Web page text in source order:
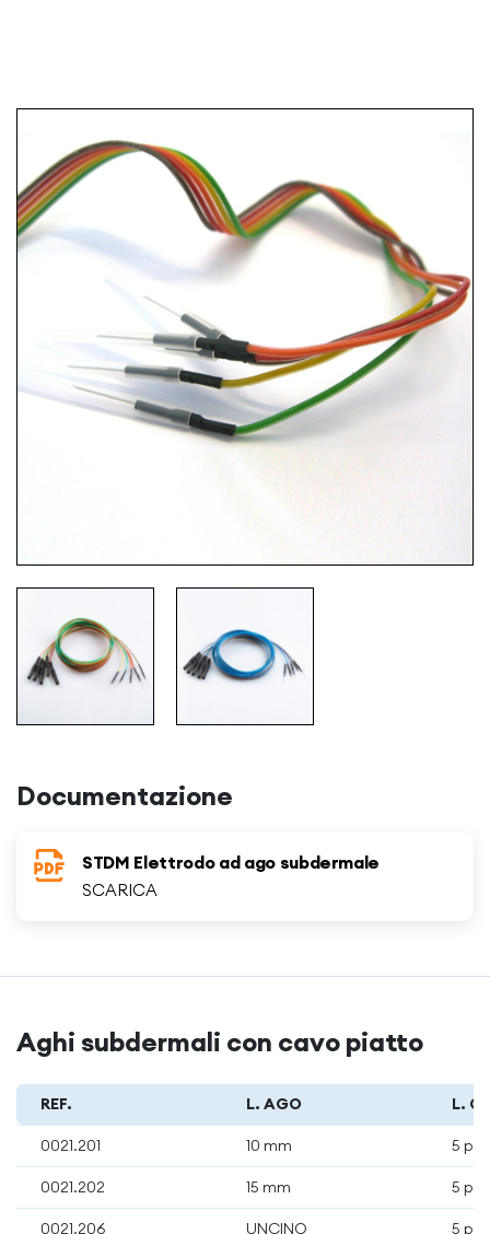
Documentazione
STDM Elettrodo ad ago subdermale
SCARICA
Aghi subdermali con cavo piatto
REF. L. AGO L.
0021.201 10 mm 5
0021.202 15 mm 5
0021.206 UNCINO 5